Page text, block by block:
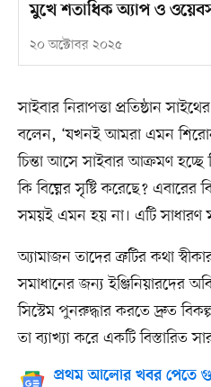
মুখে শতাধিক অ্যাপ ও
২০ অক্টোবর ২০২৫
সাইবার নিরাপত্তা প্রতিষ্ঠান
বলেন, ‘যখনই আমরা এমন
চিন্তা আসে সাইবার আক্রমণ হচ্ছে
কি বিঘ্নের সৃষ্টি করেছে? এবারের
সময়ই এমন হয় না। এটি সাধারণ
অ্যামাজন তাদের ত্রুটির কথা
সমাধানের জন্য ইঞ্জিনিয়ারদের
সিস্টেম পুনরুদ্ধার করতে দ্রুত
তা ব্যাখ্যা করে একটি বিস্তারিত
প্রথম আলোর খবর পেতে